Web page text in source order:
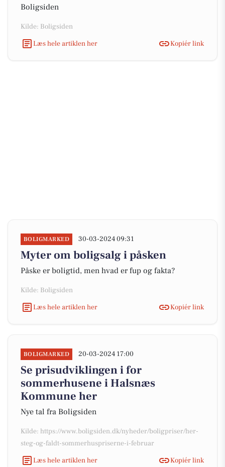
Boligsiden
Kilde: Boligsiden
Læs hele artiklen her
Kopiér link
BOLIGMARKED 30-03-2024 09:31
Myter om boligsalg i påsken
Påske er boligtid, men hvad er fup og fakta?
Kilde: Boligsiden
Læs hele artiklen her
Kopiér link
BOLIGMARKED 20-03-2024 17:00
Se prisudviklingen i for
sommerhusene i Halsnæs
Kommune her
Nye tal fra Boligsiden
Kilde: https://www.boligsiden.dk/nyheder/boligpriser/her-
steg-og-faldt-sommerhuspriserne-i-februar
Læs hele artiklen her
Kopiér link